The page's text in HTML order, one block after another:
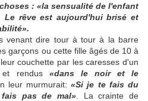
: «la sensualité de l'enfant
Le rêve est aujourd'hui brisé et
venant dire tour à tour à la barre
garçons ou cette fille âgés de 10 à
couchette par les caresses d'un
rendus
«dans le noir et le
leur murmurait: «Si je te fais du
pas de mal» . La crainte de